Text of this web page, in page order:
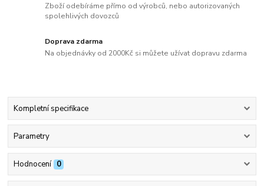
Zboží odebíráme přímo od výrobců, nebo autorizovaných
spolehlivých dovozců
Doprava zdarma
Na objednávky od 2000Kč si můžete užívat dopravu zdarma
Kompletní specifikace
Parametry
Hodnocení 0